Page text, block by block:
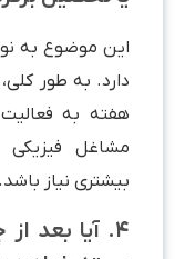
این موضوع به
هفته به
مشاغل
بیشتری نیاز باشد.
۴. آیا بعد